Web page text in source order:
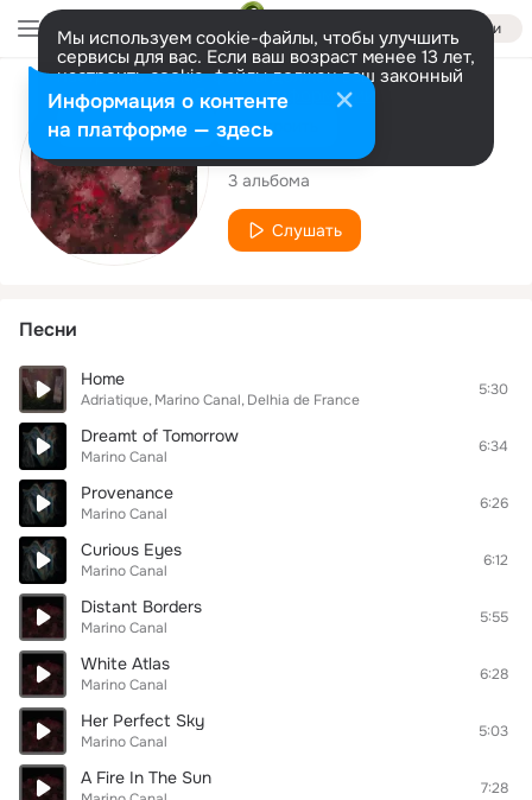
Войти
Мы используем cookie-файлы, чтобы улучшить
сервисы для вас. Если ваш возраст менее 13 лет,
настроить cookie-файлы должен ваш законный
представитель. Больше информации
Разрешить все Настроить
Исполнитель
Marino Canal
3 альбома
Слушать
Песни
Home
Adriatique Marino Canal Delhia de France
5:30
Dreamt of Tomorrow
Marino Canal
6:34
Provenance
Marino Canal
6:26
Curious Eyes
Marino Canal
6:12
Distant Borders
Marino Canal
5:55
White Atlas
Marino Canal
6:28
Her Perfect Sky
Marino Canal
5:03
A Fire In The Sun 7:28
Информация о контенте
на платформе — здесь